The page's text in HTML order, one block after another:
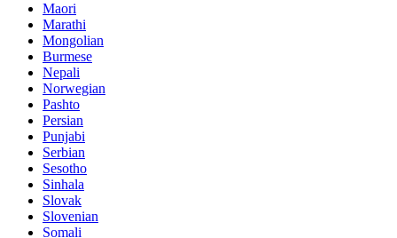
Maori
Marathi
Mongolian
Burmese
Nepali
Norwegian
Pashto
Persian
Punjabi
Serbian
Sesotho
Sinhala
Slovak
Slovenian
Somali